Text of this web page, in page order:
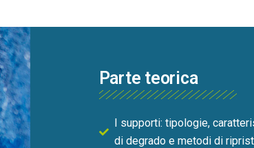
Parte teorica
I supporti: tipologie,
di degrado e metodi di